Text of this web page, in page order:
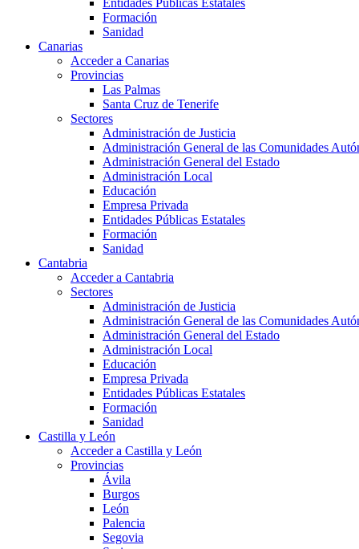
Entidades Públicas Estatales
Formación
Sanidad
Canarias
Acceder a Canarias
Provincias
Las Palmas
Santa Cruz de Tenerife
Sectores
Administración de Justicia
Administración General de las Comunidades
Administración General del Estado
Administración Local
Educación
Empresa Privada
Entidades Públicas Estatales
Formación
Sanidad
Cantabria
Acceder a Cantabria
Sectores
Administración de Justicia
Administración General de las Comunidades
Administración General del Estado
Administración Local
Educación
Empresa Privada
Entidades Públicas Estatales
Formación
Sanidad
Castilla y León
Acceder a Castilla y León
Provincias
Ávila
Burgos
León
Palencia
Segovia